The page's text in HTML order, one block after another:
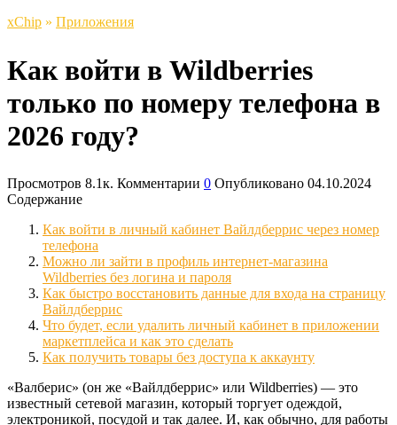
xСhip » Приложения
Как войти в Wildberries
только по номеру телефона в
2026 году?
Просмотров 8.1к. Комментарии 0 Опубликовано 04.10.2024
Содержание
Как войти в личный кабинет Вайлдберриc через номер
телефона
Можно ли зайти в профиль интернет-магазина
Wildberries без логина и пароля
Как быстро восстановить данные для входа на страницу
Вайлдберрис
Что будет, если удалить личный кабинет в приложении
маркетплейса и как это сделать
Как получить товары без доступа к аккаунту
«Валберис» (он же «Вайлдберрис» или Wildberries) — это
известный сетевой магазин, который торгует одеждой,
электроникой, посудой и так далее. И, как обычно, для работы